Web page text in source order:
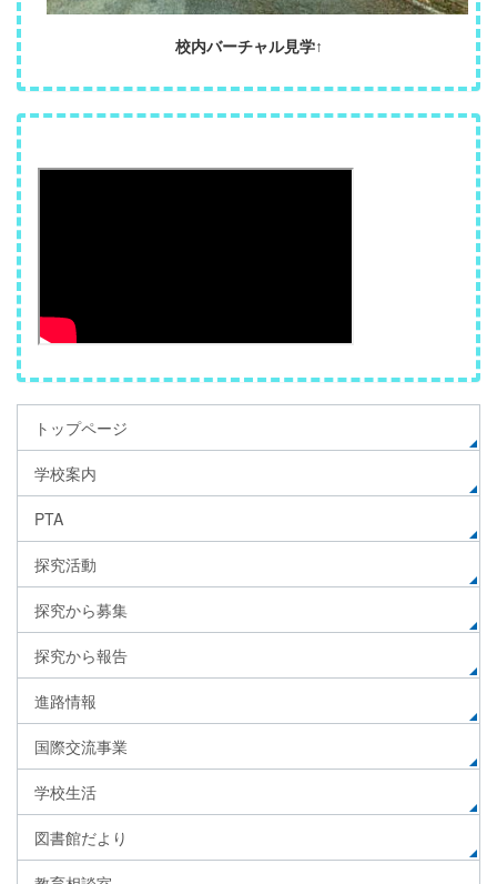
校内バーチャル見学↑
トップページ
学校案内
PTA
探究活動
探究から募集
探究から報告
進路情報
国際交流事業
学校生活
図書館だより